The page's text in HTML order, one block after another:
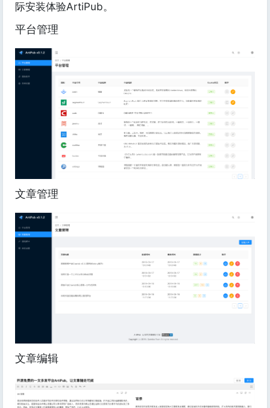
际安装体验ArtiPub。
平台管理
文章管理
文章编辑